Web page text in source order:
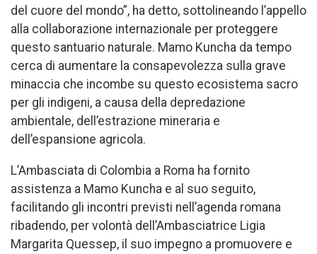
del cuore del mondo”, ha detto, sottolineando l’appello
alla collaborazione internazionale per proteggere
questo santuario naturale. Mamo Kuncha da tempo
cerca di aumentare la consapevolezza sulla grave
minaccia che incombe su questo ecosistema sacro
per gli indigeni, a causa della depredazione
ambientale, dell’estrazione mineraria e
dell’espansione agricola.
L’Ambasciata di Colombia a Roma ha fornito
assistenza a Mamo Kuncha e al suo seguito,
facilitando gli incontri previsti nell’agenda romana
ribadendo, per volontà dell’Ambasciatrice Ligia
Margarita Quessep, il suo impegno a promuovere e